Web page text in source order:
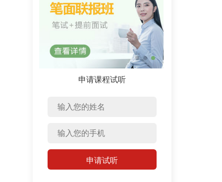
申请课程试听
申请试听